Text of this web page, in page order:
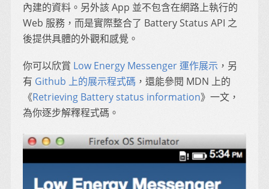
內建的資料。另外該 App 並不包含在網路上執行的
Web 服務，而是實際整合了 Battery Status API 之
後提供具體的外觀和感覺。
你可以欣賞 Low Energy Messenger 運作展示 ，另
有 Github 上的展示程式碼 ，還能參閱 MDN 上的
《Retrieving Battery status information》一文，
為你逐步解釋程式碼。